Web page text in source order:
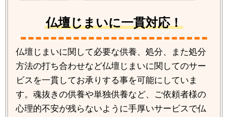
仏壇じまいに一貫対応！
仏壇じまいに関して必要な供養、処分、また処分
方法の打ち合わせなど仏壇じまいに関してのサー
ビスを一貫してお承りする事を可能にしていま
す。魂抜きの供養や単独供養など、ご依頼者様の
心理的不安が残らないように手厚いサービスで仏